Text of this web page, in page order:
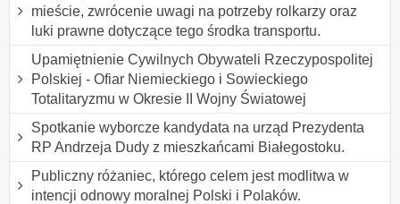
mieście, zwrócenie uwagi na potrzeby rolkarzy oraz
luki prawne dotyczące tego środka transportu.
Upamiętnienie Cywilnych Obywateli Rzeczypospolitej
Polskiej - Ofiar Niemieckiego i Sowieckiego
Totalitaryzmu w Okresie II Wojny Światowej
Spotkanie wyborcze kandydata na urząd Prezydenta
RP Andrzeja Dudy z mieszkańcami Białegostoku.
Publiczny różaniec, którego celem jest modlitwa w
intencji odnowy moralnej Polski i Polaków.